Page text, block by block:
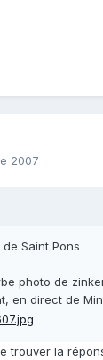
2007
Saint Pons
photo de
en direct de
trouver la